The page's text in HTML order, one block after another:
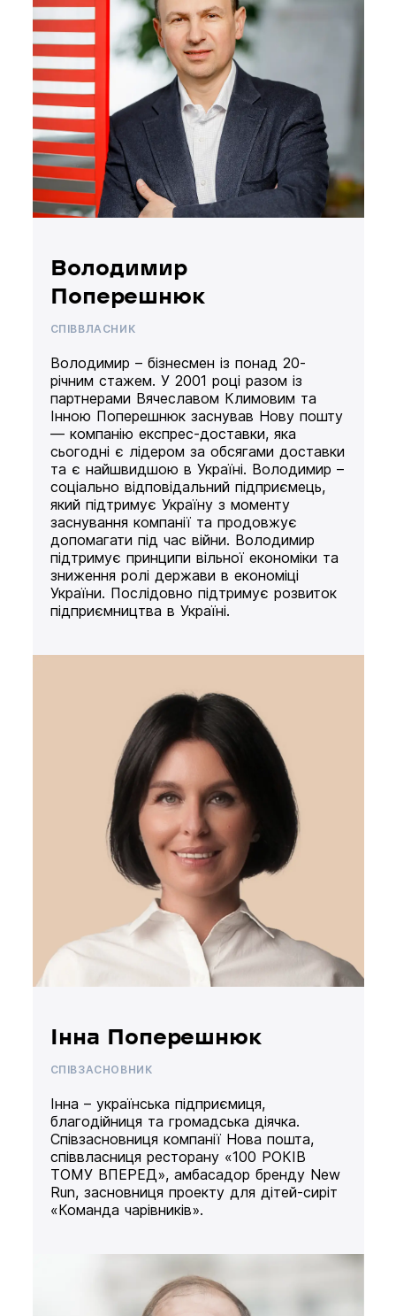
Володимир
Поперешнюк
СПІВВЛАСНИК
Володимир – бізнесмен із понад 20-
річним стажем. У 2001 році разом із
партнерами Вячеславом Климовим та
Інною Поперешнюк заснував Нову пошту
— компанію експрес-доставки, яка
сьогодні є лідером за обсягами доставки
та є найшвидшою в Україні. Володимир –
соціально відповідальний підприємець,
який підтримує Україну з моменту
заснування компанії та продовжує
допомагати під час війни. Володимир
підтримує принципи вільної економіки та
зниження ролі держави в економіці
України. Послідовно підтримує розвиток
підприємництва в Україні.
Інна Поперешнюк
СПІВЗАСНОВНИК
Інна – українська підприємиця,
благодійниця та громадська діячка.
Співзасновниця компанії Нова пошта,
співвласниця ресторану «100 РОКІВ
ТОМУ ВПЕРЕД», амбасадор бренду New
Run, засновниця проекту для дітей-сиріт
«Команда чарівників».